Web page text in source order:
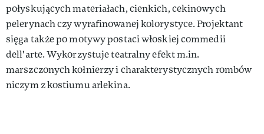
połyskujących materiałach, cienkich, cekinowych
pelerynach czy wyrafinowanej kolorystyce. Projektant
sięga także po motywy postaci włoskiej commedii
dell'arte. Wykorzystuje teatralny efekt m.in.
marszczonych kołnierzy i charakterystycznych rombów
niczym z kostiumu arlekina.